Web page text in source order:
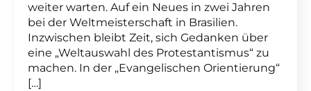
weiter warten. Auf ein Neues in zwei Jahren
bei der Weltmeisterschaft in Brasilien.
Inzwischen bleibt Zeit, sich Gedanken über
eine „Weltauswahl des Protestantismus“ zu
machen. In der „Evangelischen Orientierung“
[…]